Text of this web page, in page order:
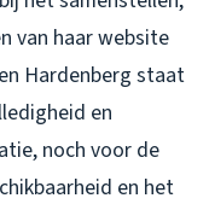
van haar website
Hardenberg staat
en
noch voor de
en het